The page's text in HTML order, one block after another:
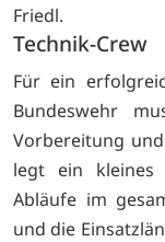
Friedl.
Technik-Crew
Für ein
Bundeswehr
Vorbereitung
legt ein kleines
Abläufe im
und die